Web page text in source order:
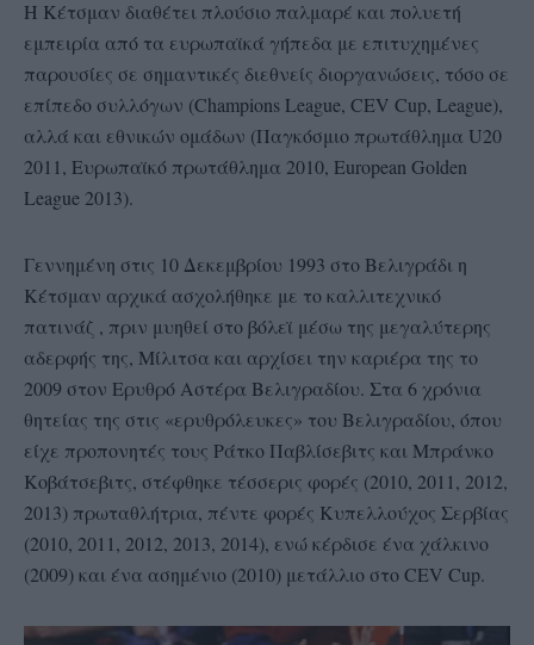
Η Κέτσμαν διαθέτει πλούσιο παλμαρέ και πολυετή
εμπειρία από τα ευρωπαϊκά γήπεδα με επιτυχημένες
παρουσίες σε σημαντικές διεθνείς διοργανώσεις, τόσο σε
επίπεδο συλλόγων (Champions League, CEV Cup, League),
αλλά και εθνικών ομάδων (Παγκόσμιο πρωτάθλημα U20
2011, Ευρωπαϊκό πρωτάθλημα 2010, European Golden
League 2013).
Γεννημένη στις 10 Δεκεμβρίου 1993 στο Βελιγράδι η
Κέτσμαν αρχικά ασχολήθηκε με το καλλιτεχνικό
πατινάζ , πριν μυηθεί στο βόλεϊ μέσω της μεγαλύτερης
αδερφής της, Μίλιτσα και αρχίσει την καριέρα της το
2009 στον Ερυθρό Αστέρα Βελιγραδίου. Στα 6 χρόνια
θητείας της στις «ερυθρόλευκες» του Βελιγραδίου, όπου
είχε προπονητές τους Ράτκο Παβλίσεβιτς και Μπράνκο
Κοβάτσεβιτς, στέφθηκε τέσσερις φορές (2010, 2011, 2012,
2013) πρωταθλήτρια, πέντε φορές Κυπελλούχος Σερβίας
(2010, 2011, 2012, 2013, 2014), ενώ κέρδισε ένα χάλκινο
(2009) και ένα ασημένιο (2010) μετάλλιο στο CEV Cup.